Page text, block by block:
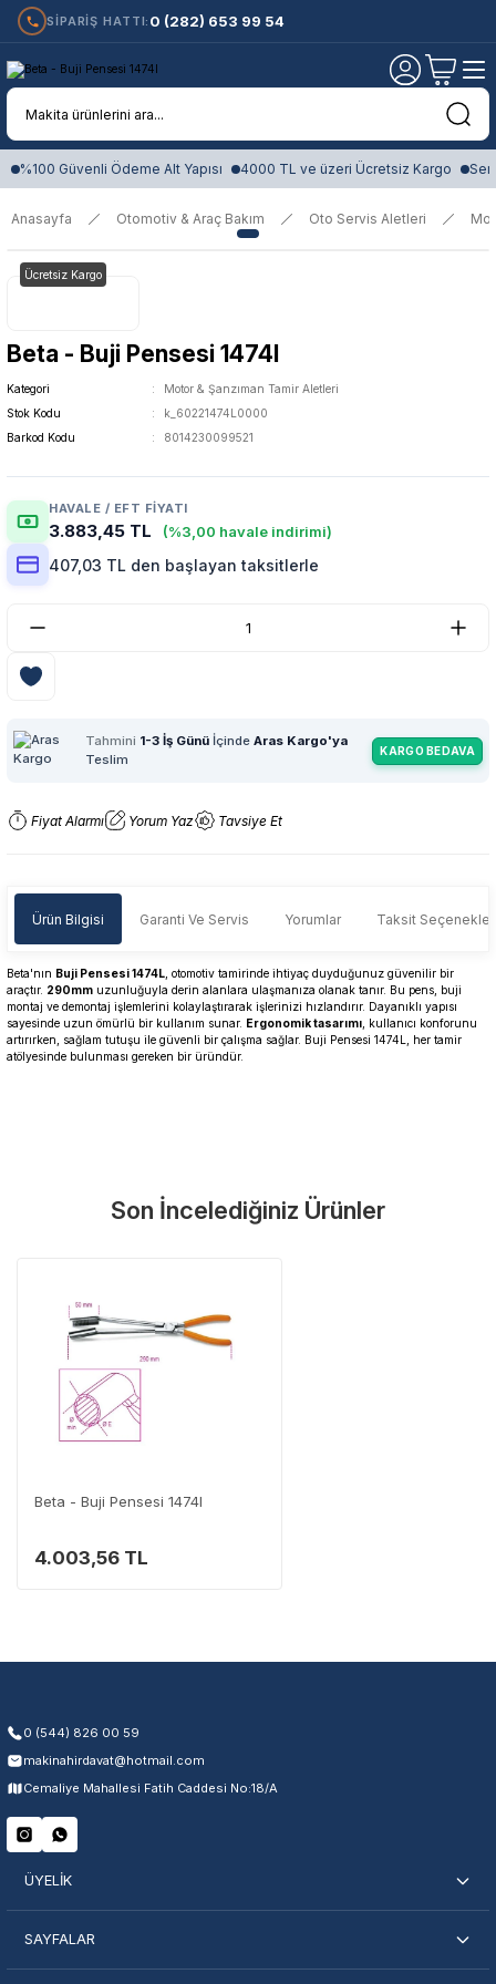
SİPARİŞ HATTI: 0 (282) 653 99 54
%100 Güvenli Ödeme Alt Yapısı 4000 TL ve üzeri Ücretsiz Kargo
Anasayfa Otomotiv & Araç Bakım Oto Servis Aletleri
Ücretsiz Kargo
Beta - Buji Pensesi 1474l
Kategori
Motor & Şanzıman Tamir Aletleri
Stok Kodu
k_60221474L0000
Barkod Kodu
8014230099521
HAVALE / EFT FIYATI
3.883,45 TL (%3,00 havale indirimi)
407,03 TL den başlayan taksitlerle
Tahmini 1-3 İş Günü İçinde Aras Kargo'ya
Teslim
KARGO BEDAVA
Fiyat Alarmı Yorum Yaz Tavsiye Et
Ürün Bilgisi Garanti Ve Servis Yorumlar Taksit
Beta'nın Buji Pensesi 1474L , otomotiv tamirinde ihtiyaç duyduğunuz güvenilir bir
araçtır. 290mm uzunluğuyla derin alanlara ulaşmanıza olanak tanır. Bu pens, buji
montaj ve demontaj işlemlerini kolaylaştırarak işlerinizi hızlandırır. Dayanıklı yapısı
sayesinde uzun ömürlü bir kullanım sunar. Ergonomik tasarımı , kullanıcı konforunu
artırırken, sağlam tutuşu ile güvenli bir çalışma sağlar. Buji Pensesi 1474L, her tamir
atölyesinde bulunması gereken bir üründür.
Tüm ürünlerimiz üretici firma garantisi altındadır. Size en yakın
Neden Güvenli?
Üretici Garantisi
Orijinal garanti belgeli ürünler
Yaygın Servis Ağı
Size en yakın noktayı anında bulun
Garanti Kapsamı
Servisi Nasıl Bulurum?
Yorum Yaz
Son İncelediğiniz Ürünler
Beta - Buji Pensesi 1474l
4.003,56 TL
0 (544) 826 00 59
makinahirdavat@hotmail.com
Cemaliye Mahallesi Fatih Caddesi No:18/A
ÜYELİK
SAYFALAR